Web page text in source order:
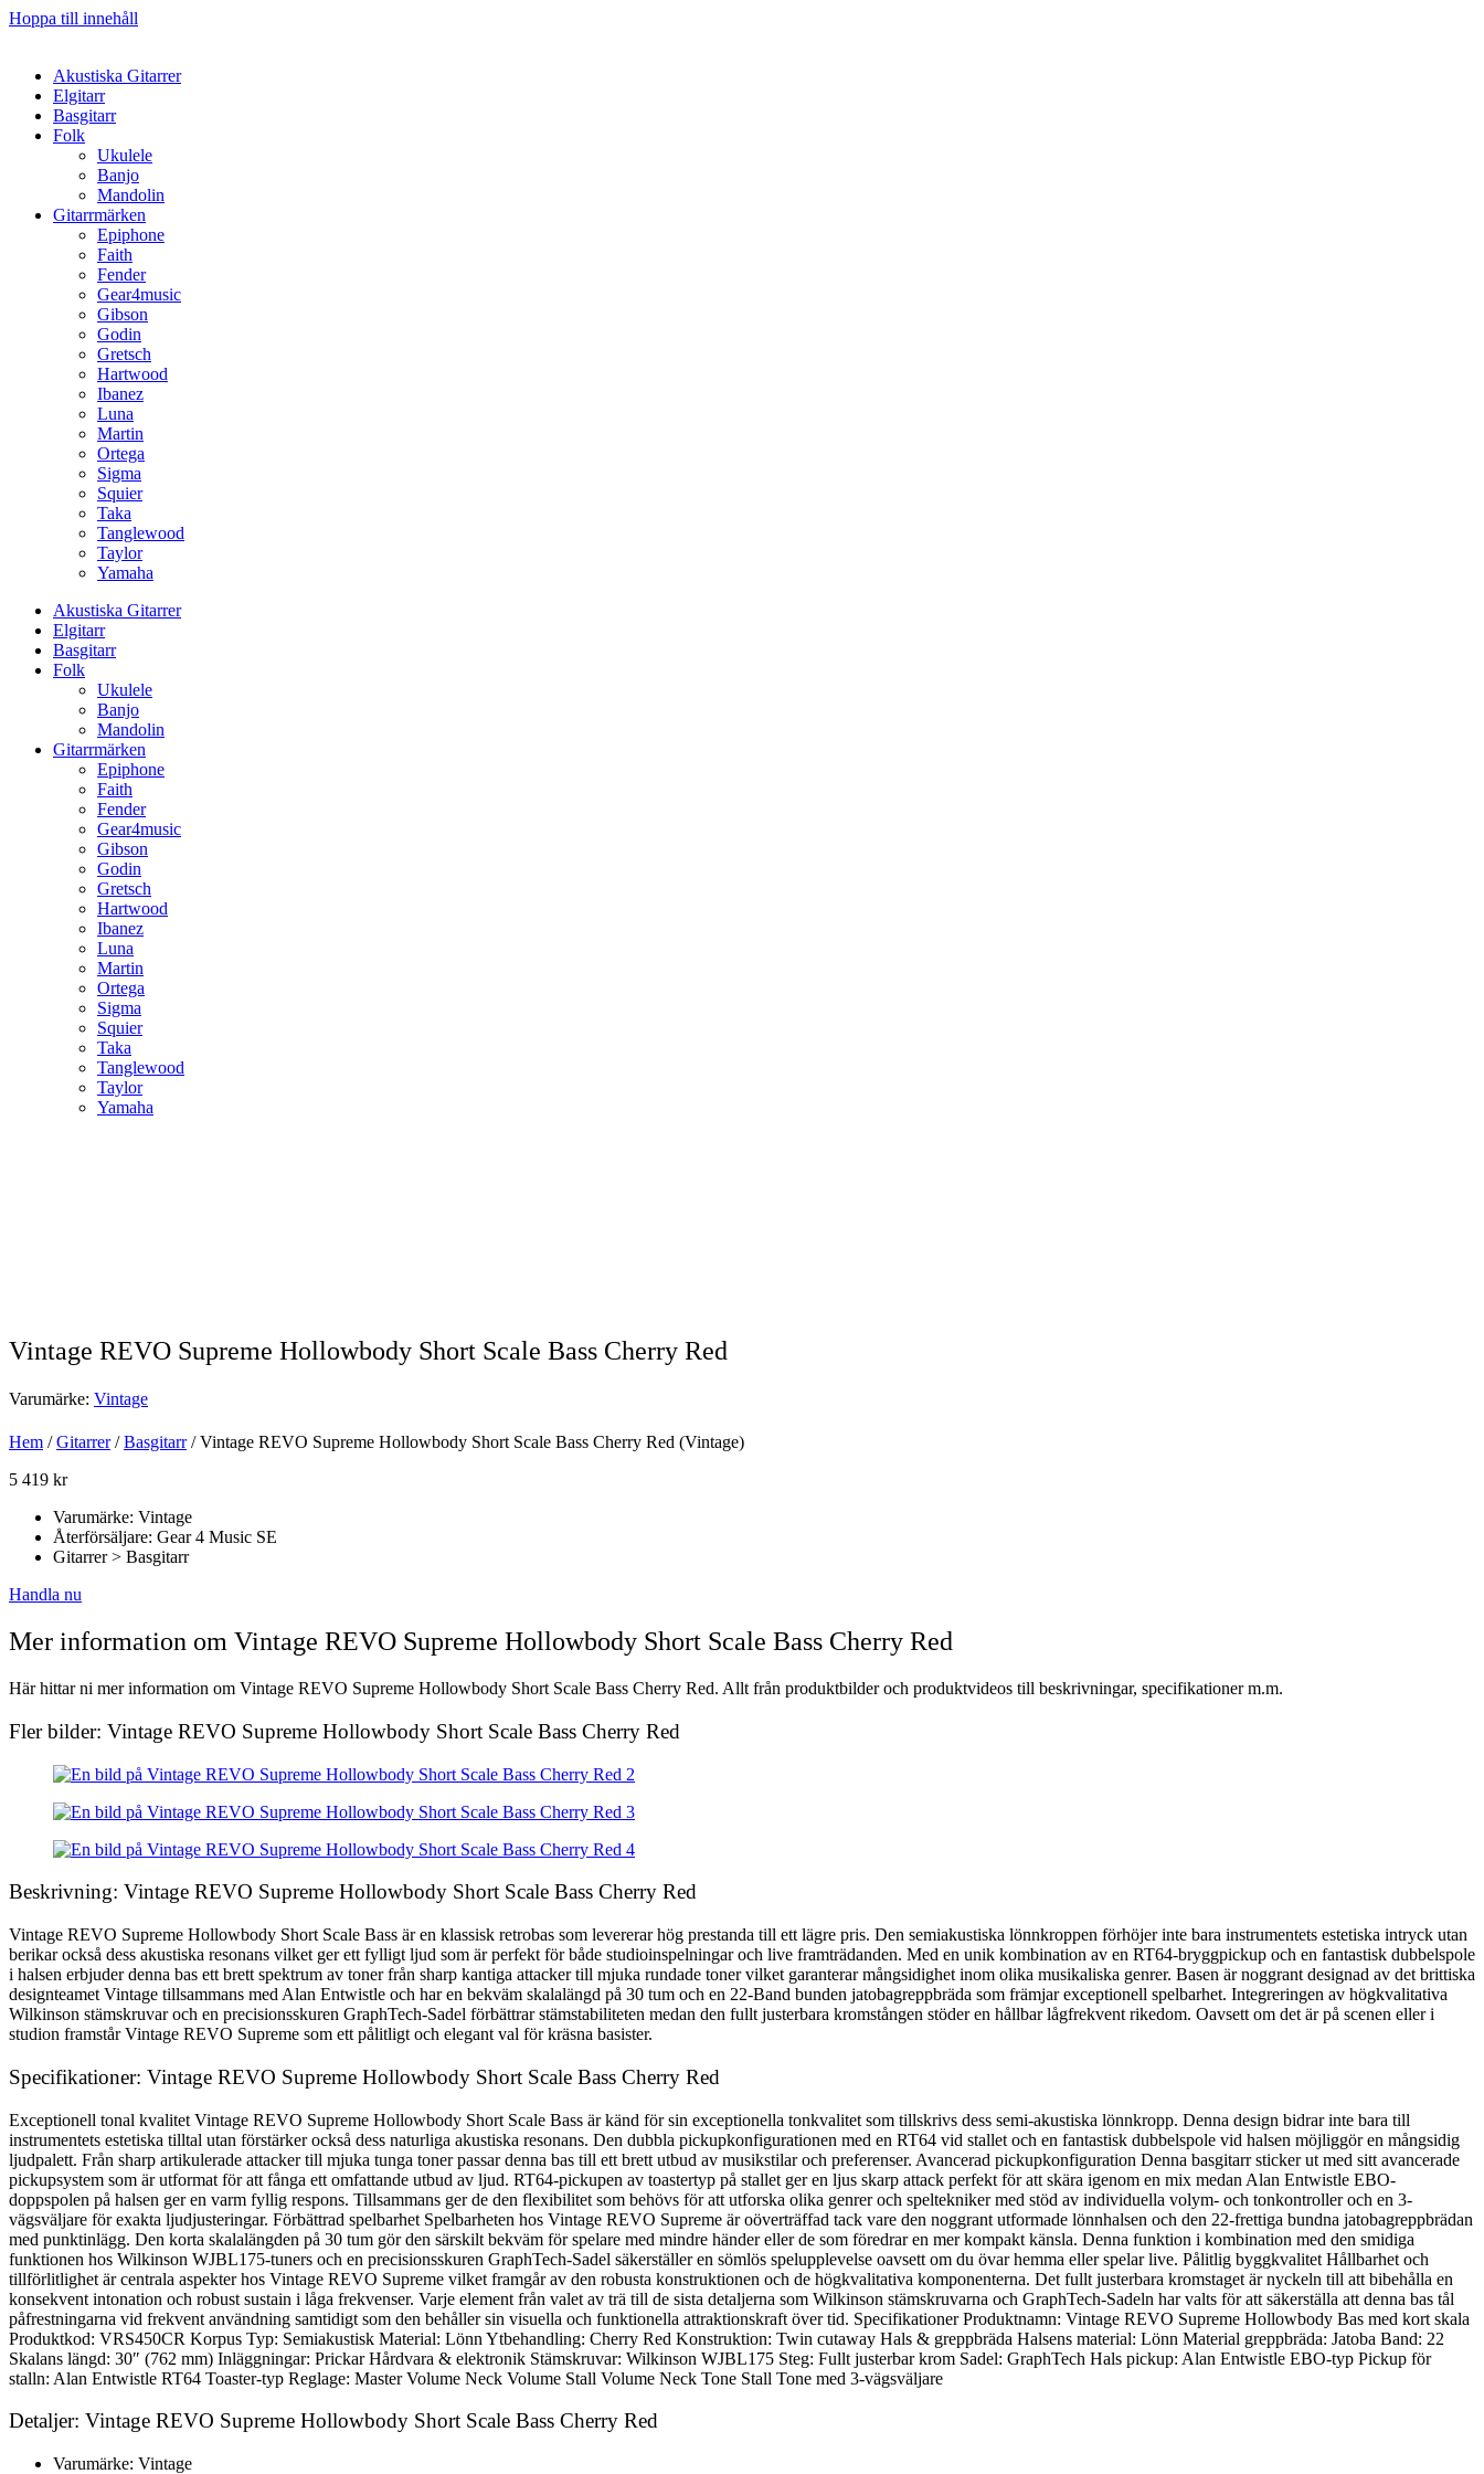
Hoppa till innehåll
Akustiska Gitarrer
Elgitarr
Basgitarr
Folk
Ukulele
Banjo
Mandolin
Gitarrmärken
Epiphone
Faith
Fender
Gear4music
Gibson
Godin
Gretsch
Hartwood
Ibanez
Luna
Martin
Ortega
Sigma
Squier
Taka
Tanglewood
Taylor
Yamaha
Akustiska Gitarrer
Elgitarr
Basgitarr
Folk
Ukulele
Banjo
Mandolin
Gitarrmärken
Epiphone
Faith
Fender
Gear4music
Gibson
Godin
Gretsch
Hartwood
Ibanez
Luna
Martin
Ortega
Sigma
Squier
Taka
Tanglewood
Taylor
Yamaha
Vintage REVO Supreme Hollowbody Short Scale Bass Cherry Red
Varumärke: Vintage
Hem /Gitarrer/Basgitarr/ Vintage REVO Supreme Hollowbody Short Scale Bass Cherry Red (Vintage)
5 419 kr
Varumärke: Vintage
Återförsäljare: Gear 4 Music SE
Gitarrer > Basgitarr
Handla nu
Mer information om Vintage REVO Supreme Hollowbody Short Scale Bass Cherry Red
Här hittar ni mer information om Vintage REVO Supreme Hollowbody Short Scale Bass Cherry Red. Allt från produktbilder och produktvideos till beskrivningar, specifikationer m.m.
Fler bilder: Vintage REVO Supreme Hollowbody Short Scale Bass Cherry Red
Beskrivning: Vintage REVO Supreme Hollowbody Short Scale Bass Cherry Red
Vintage REVO Supreme Hollowbody Short Scale Bass är en klassisk retrobas som levererar hög prestanda till ett lägre pris. Den semiakustiska lönnkroppen förhöjer inte bara instrumentets estetiska intryck utan
berikar också dess akustiska resonans vilket ger ett fylligt ljud som är perfekt för både studioinspelningar och live framträdanden. Med en unik kombination av en RT64-bryggpickup och en fantastisk dubbelspole
i halsen erbjuder denna bas ett brett spektrum av toner från sharp kantiga attacker till mjuka rundade toner vilket garanterar mångsidighet inom olika musikaliska genrer. Basen är noggrant designad av det brittiska
designteamet Vintage tillsammans med Alan Entwistle och har en bekväm skalalängd på 30 tum och en 22-Band bunden jatobagreppbräda som främjar exceptionell spelbarhet. Integreringen av högkvalitativa
Wilkinson stämskruvar och en precisionsskuren GraphTech-Sadel förbättrar stämstabiliteten medan den fullt justerbara kromstången stöder en hållbar lågfrekvent rikedom. Oavsett om det är på scenen eller i
studion framstår Vintage REVO Supreme som ett pålitligt och elegant val för kräsna basister.
Specifikationer: Vintage REVO Supreme Hollowbody Short Scale Bass Cherry Red
Exceptionell tonal kvalitet Vintage REVO Supreme Hollowbody Short Scale Bass är känd för sin exceptionella tonkvalitet som tillskrivs dess semi-akustiska lönnkropp. Denna design bidrar inte bara till
instrumentets estetiska tilltal utan förstärker också dess naturliga akustiska resonans. Den dubbla pickupkonfigurationen med en RT64 vid stallet och en fantastisk dubbelspole vid halsen möjliggör en mångsidig
ljudpalett. Från sharp artikulerade attacker till mjuka tunga toner passar denna bas till ett brett utbud av musikstilar och preferenser. Avancerad pickupkonfiguration Denna basgitarr sticker ut med sitt avancerade
pickupsystem som är utformat för att fånga ett omfattande utbud av ljud. RT64-pickupen av toastertyp på stallet ger en ljus skarp attack perfekt för att skära igenom en mix medan Alan Entwistle EBO-
doppspolen på halsen ger en varm fyllig respons. Tillsammans ger de den flexibilitet som behövs för att utforska olika genrer och speltekniker med stöd av individuella volym- och tonkontroller och en 3-
vägsväljare för exakta ljudjusteringar. Förbättrad spelbarhet Spelbarheten hos Vintage REVO Supreme är oöverträffad tack vare den noggrant utformade lönnhalsen och den 22-frettiga bundna jatobagreppbrädan
med punktinlägg. Den korta skalalängden på 30 tum gör den särskilt bekväm för spelare med mindre händer eller de som föredrar en mer kompakt känsla. Denna funktion i kombination med den smidiga
funktionen hos Wilkinson WJBL175-tuners och en precisionsskuren GraphTech-Sadel säkerställer en sömlös spelupplevelse oavsett om du övar hemma eller spelar live. Pålitlig byggkvalitet Hållbarhet och
tillförlitlighet är centrala aspekter hos Vintage REVO Supreme vilket framgår av den robusta konstruktionen och de högkvalitativa komponenterna. Det fullt justerbara kromstaget är nyckeln till att bibehålla en
konsekvent intonation och robust sustain i låga frekvenser. Varje element från valet av trä till de sista detaljerna som Wilkinson stämskruvarna och GraphTech-Sadeln har valts för att säkerställa att denna bas tål
påfrestningarna vid frekvent användning samtidigt som den behåller sin visuella och funktionella attraktionskraft över tid. Specifikationer Produktnamn: Vintage REVO Supreme Hollowbody Bas med kort skala
Produktkod: VRS450CR Korpus Typ: Semiakustisk Material: Lönn Ytbehandling: Cherry Red Konstruktion: Twin cutaway Hals & greppbräda Halsens material: Lönn Material greppbräda: Jatoba Band: 22
Skalans längd: 30″ (762 mm) Inläggningar: Prickar Hårdvara & elektronik Stämskruvar: Wilkinson WJBL175 Steg: Fullt justerbar krom Sadel: GraphTech Hals pickup: Alan Entwistle EBO-typ Pickup för
stalln: Alan Entwistle RT64 Toaster-typ Reglage: Master Volume Neck Volume Stall Volume Neck Tone Stall Tone med 3-vägsväljare
Detaljer: Vintage REVO Supreme Hollowbody Short Scale Bass Cherry Red
Varumärke: Vintage